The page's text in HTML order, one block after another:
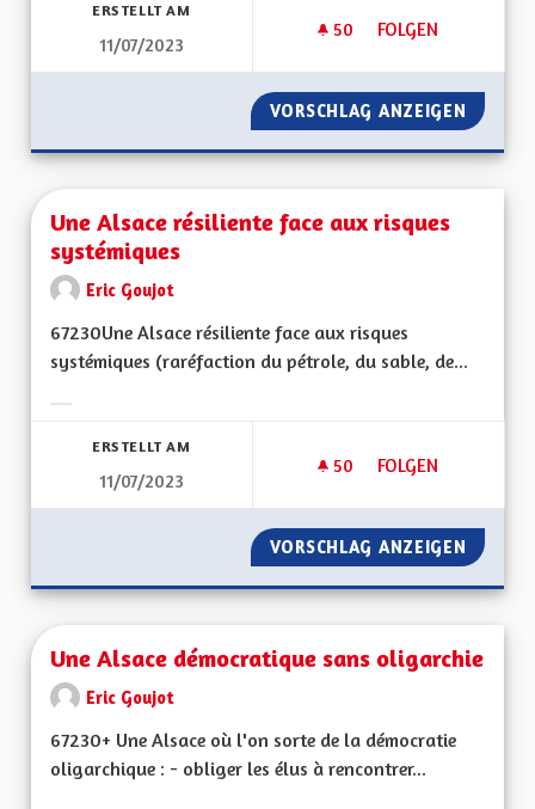
ERSTELLT AM
11/07/2023
50 50 FOLLOWER
FOLGEN
UNE ALSACE QUI
VORSCHLAG ANZEIGEN UNE
Une Alsace résiliente face aux risques
systémiques
Eric Goujot
67230Une Alsace résiliente face aux risques
systémiques (raréfaction du pétrole, du sable, de...
ERSTELLT AM
11/07/2023
50 50 FOLLOWER
FOLGEN
UNE ALSACE
VORSCHLAG ANZEIGEN UNE
Une Alsace démocratique sans oligarchie
Eric Goujot
67230+ Une Alsace où l'on sorte de la démocratie
oligarchique : - obliger les élus à rencontrer...